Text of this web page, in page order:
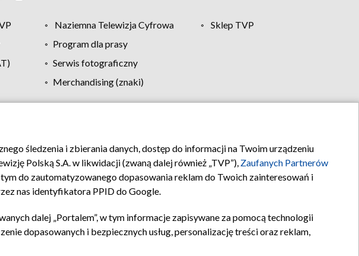
Naziemna Telewizja Cyfrowa
Sklep TVP
Program dla prasy
Serwis fotograficzny
Merchandising (znaki)
Pomoc Biuro reklamy Kontakt
śledzenia i zbierania danych, dostęp do informacji na Twoim urządzeniu
Polską S.A. w likwidacji (zwaną dalej również „TVP”), Zaufanych Partnerów
do zautomatyzowanego dopasowania reklam do Twoich zainteresowań i
nas identyfikatora PPID do Google.
dalej „Portalem”, w tym informacje zapisywane za pomocą technologii
dopasowanych i bezpiecznych usług, personalizację treści oraz reklam,